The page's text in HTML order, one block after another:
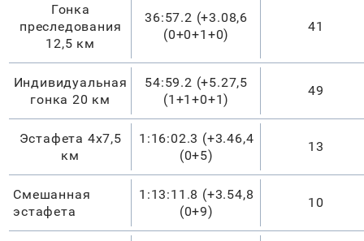
Гонка
преследования
12,5 км
36:57.2 (+3.08,6
(0+0+1+0)
41
Индивидуальная
гонка 20 км
54:59.2 (+5.27,5
(1+1+0+1)
49
Эстафета 4х7,5
км
1:16:02.3 (+3.46,4
(0+5)
13
Смешанная
эстафета
1:13:11.8 (+3.54,8
(0+9)
10